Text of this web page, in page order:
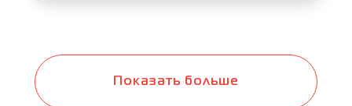
Показать больше